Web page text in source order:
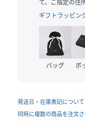
て、ご指定の住
ギフトラッピン
バッグ ボ
発送日・在庫表記について
同時に複数の商品を注文